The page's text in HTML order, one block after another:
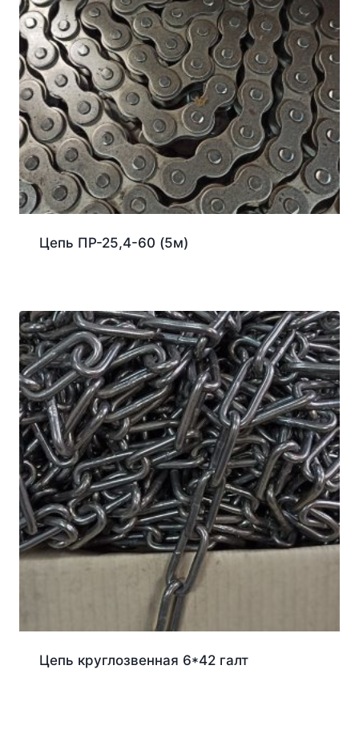
Цепь ПР-25,4-60 (5м)
Цепь круглозвенная 6*42 галт